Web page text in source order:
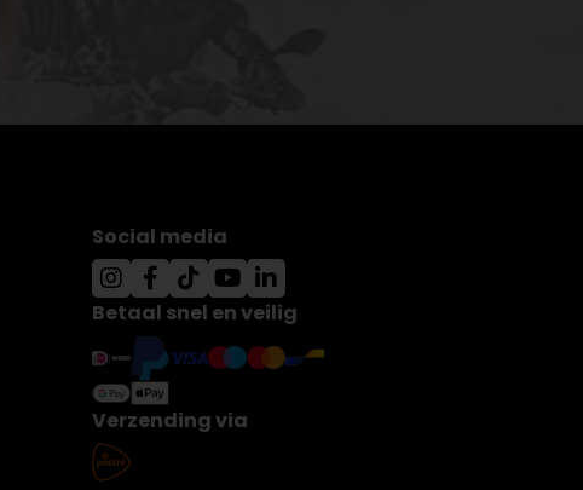
Social media
Betaal snel en veilig
Verzending via